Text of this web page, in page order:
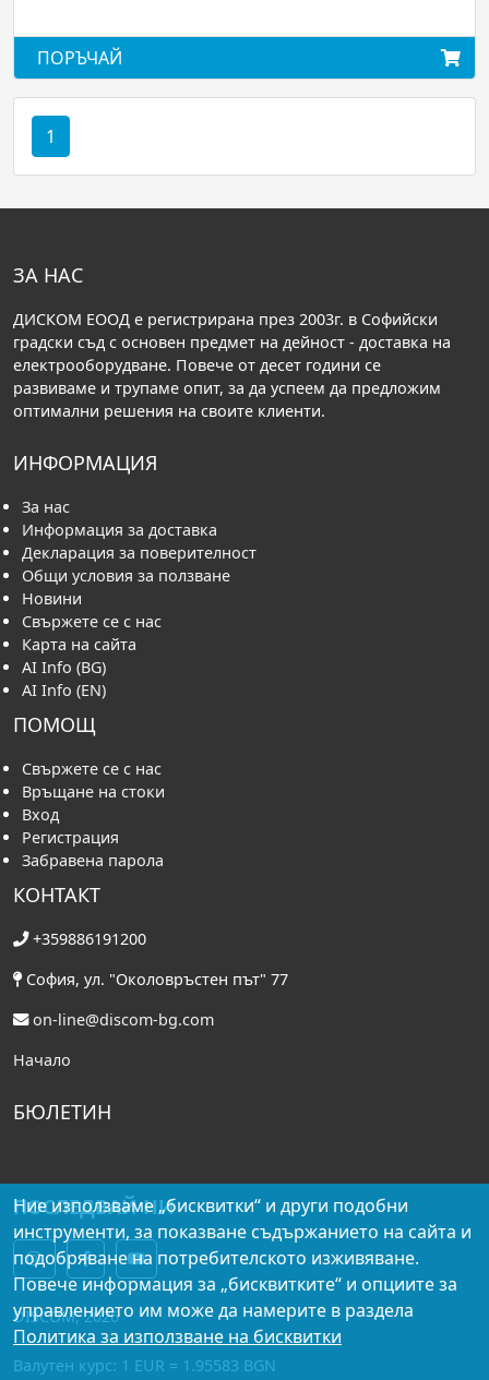
ПОРЪЧАЙ
1
ЗА НАС
ДИСКОМ ЕООД е регистрирана през 2003г. в Софийски
градски съд с основен предмет на дейност - доставка на
електрооборудване. Повече от десет години се
развиваме и трупаме опит, за да успеем да предложим
оптимални решения на своите клиенти.
ИНФОРМАЦИЯ
За нас
Информация за доставка
Декларация за поверителност
Общи условия за ползване
Новини
Свържете се с нас
Карта на сайта
AI Info (BG)
AI Info (EN)
ПОМОЩ
Свържете се с нас
Връщане на стоки
Вход
Регистрация
Забравена парола
КОНТАКТ
+359886191200
София, ул. "Околовръстен път" 77
on-line@discom-bg.com
Начало
БЮЛЕТИН
ПОСЛЕДВАЙ НИ
DISCOM, 2026
Валутен курс: 1 EUR = 1.95583 BGN
Ние използваме „бисквитки“ и други подобни
инструменти, за показване съдържанието на сайта и
подобряване на потребителското изживяване.
Повече информация за „бисквитките“ и опциите за
управлението им може да намерите в раздела
Политика за използване на бисквитки